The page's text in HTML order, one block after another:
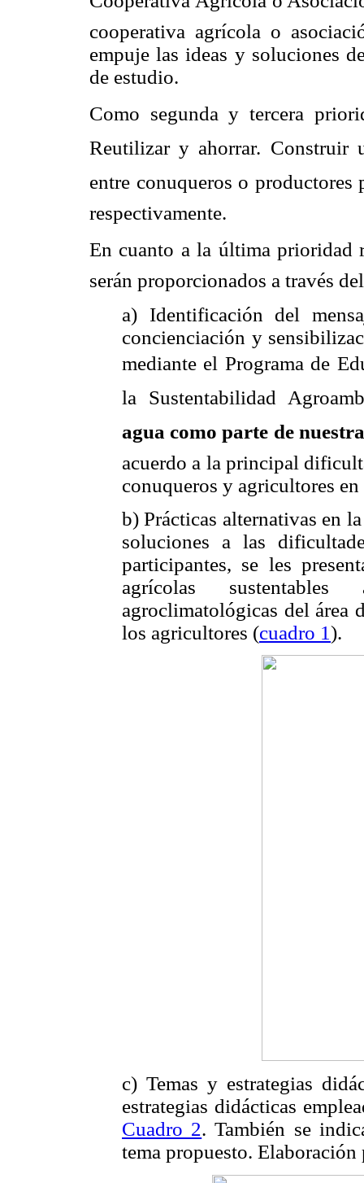
cooperativa agrícola o
empuje las ideas y soluciones
de estudio.
Como segunda y tercera
Reutilizar y ahorrar. Construir
entre conuqueros o productores
respectivamente.
En cuanto a la última prioridad
serán proporcionados a través
a) Identificación del
concienciación y
mediante el Programa de
la Sustentabilidad
agua como parte de nuestra
acuerdo a la principal
conuqueros y agricultores
b) Prácticas alternativas en
soluciones a las
participantes, se les
agrícolas
agroclimatológicas del área
los agricultores (cuadro 1).
c) Temas y estrategias
estrategias didácticas
Cuadro 2. También se
tema propuesto. Elaboración